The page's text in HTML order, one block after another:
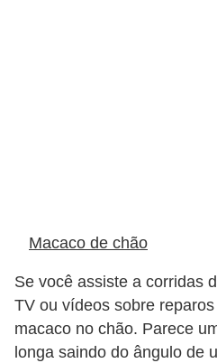
Macaco de chão
Se você assiste a corridas
TV ou vídeos sobre
macaco no chão. Parece
longa saindo do ângulo de